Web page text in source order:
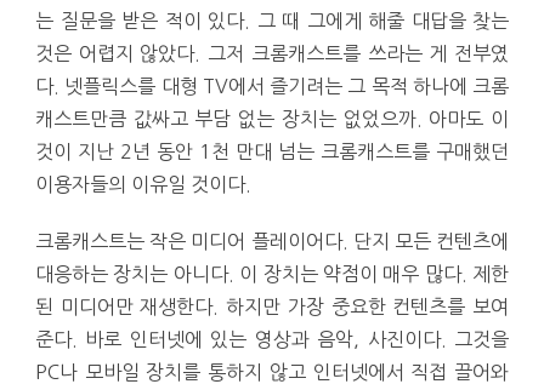
는 질문을 받은 적이 있다. 그 때 그에게 해줄 대답을 찾는
것은 어렵지 않았다. 그저 크롬캐스트를 쓰라는 게 전부였
다. 넷플릭스를 대형 TV에서 즐기려는 그 목적 하나에 크롬
캐스트만큼 값싸고 부담 없는 장치는 없었으까. 아마도 이
것이 지난 2년 동안 1천 만대 넘는 크롬캐스트를 구매했던
이용자들의 이유일 것이다.
크롬캐스트는 작은 미디어 플레이어다. 단지 모든 컨텐츠에
대응하는 장치는 아니다. 이 장치는 약점이 매우 많다. 제한
된 미디어만 재생한다. 하지만 가장 중요한 컨텐츠를 보여
준다. 바로 인터넷에 있는 영상과 음악, 사진이다. 그것을
PC나 모바일 장치를 통하지 않고 인터넷에서 직접 끌어와